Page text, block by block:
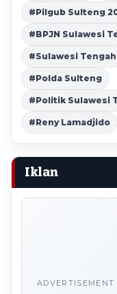
#Pilgub Sulteng
#BPJN Sulawesi
#Sulawesi Tengah
#Polda Sulteng
#Politik Sulawesi
#Reny Lamadjido
Iklan
ADVERTISEMENT